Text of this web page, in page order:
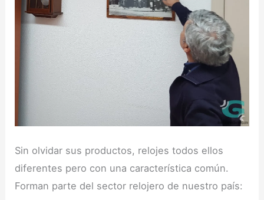
Sin olvidar sus productos, relojes todos ellos
diferentes pero con una característica común.
Forman parte del sector relojero de nuestro país: